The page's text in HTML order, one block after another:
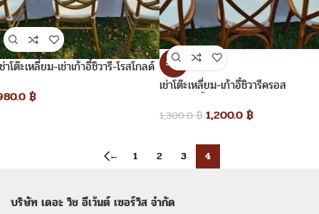
SALE
เช่าโต๊ะเหลี่ยม-เก้าอี้ชิวารีครอส
1,300.0฿ 1,200.0 ฿
าโต๊ะเหลี่ยม-เช่าเก้าอี้ชิวารี-โรสโกลด์
฿
← 1 2 3 4
บริษัท เดอะ วิช อีเว้นต์ เซอร์วิส จำกัด